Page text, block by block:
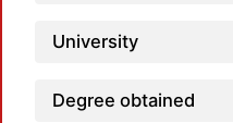
University
Degree obtained